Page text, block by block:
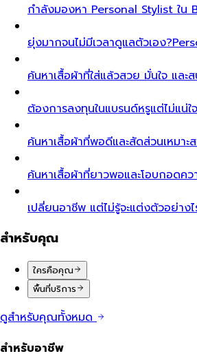
กำลังมองหา Personal Stylist ใน
ยุ่งมากจนไม่มีเวลาดูแลตัวเอง?
ค้นหาเสื้อผ้าที่ใส่แล้วสวย มั่นใจ และ
ต้องการลงทุนในแบรนด์หรูแต่ไม่แน่ใจ
ค้นหาเสื้อผ้าที่พอดีและสัดส่วนเหมาะ
ค้นหาเสื้อผ้าที่ยาวพอและโอบกอดค
เปลี่ยนอาชีพ แต่ไม่รู้จะแต่งตัวอย่างไ
สำหรับคุณ
ใครคือคุณ
พื้นที่บริการ
ดูสำหรับคุณทั้งหมด
สำหรับอาชีพ